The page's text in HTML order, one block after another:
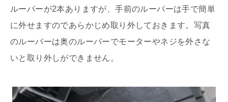
ルーバーが2本ありますが、手前のルーバーは手で簡単
に外せますのであらかじめ取り外しておきます。写真
のルーバーは奥のルーバーでモーターやネジを外さな
いと取り外しができません。